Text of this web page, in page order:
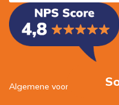
Algemene voorwaarden –